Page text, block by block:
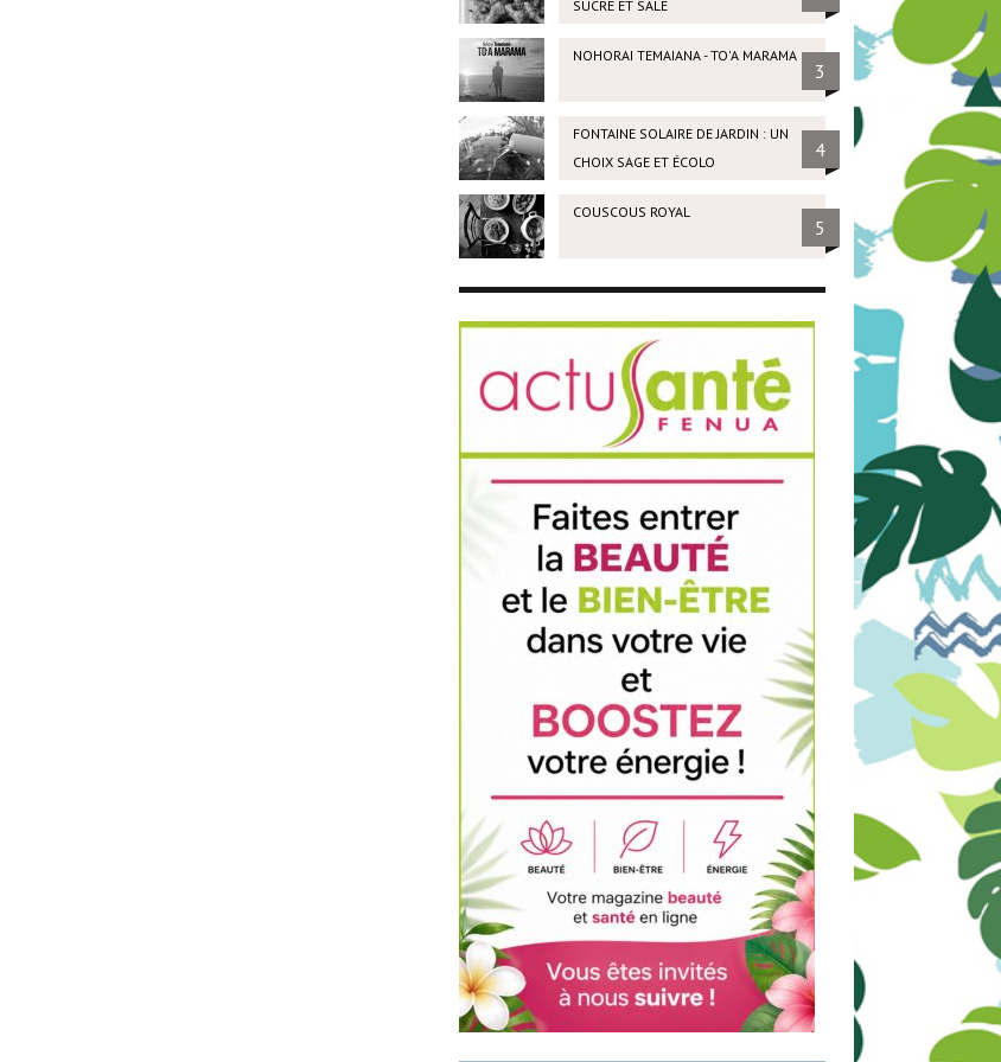
SUCRÉ ET SALÉ
NOHORAI TEMAIANA - TO'A MARAMA
3
FONTAINE SOLAIRE DE JARDIN : UN
CHOIX SAGE ET ÉCOLO
4
COUSCOUS ROYAL
5